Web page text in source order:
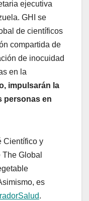
ejecutiva
GHI se
de científicos
compartida de
de inocuidad
en la
impulsarán la
personas en
Científico y
Global
es
.